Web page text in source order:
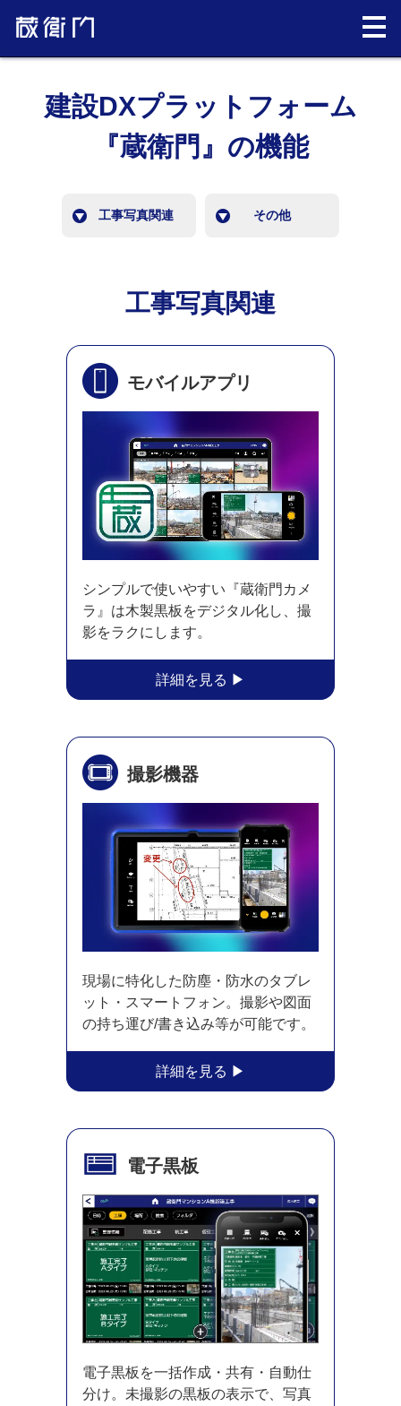
建設DXプラットフォーム
『蔵衛門』の機能
工事写真関連 その他
工事写真関連
モバイルアプリ
シンプルで使いやすい『蔵衛門カメ
ラ』は木製黒板をデジタル化し、撮
影をラクにします。
撮影機器
現場に特化した防塵・防水のタブレ
ット・スマートフォン。撮影や図面
の持ち運び/書き込み等が可能です。
電子黒板
電子黒板を一括作成・共有・自動仕
分け。未撮影の黒板の表示で、写真